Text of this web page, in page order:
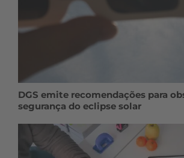
DGS emite recomendações para
segurança do eclipse solar